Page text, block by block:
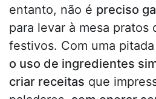
entanto, não é preciso
para levar à mesa pratos
festivos. Com uma
o uso de ingredientes
criar receitas que